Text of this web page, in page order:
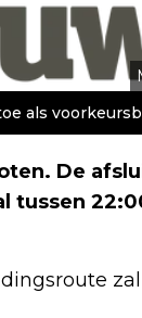
als
De
tussen